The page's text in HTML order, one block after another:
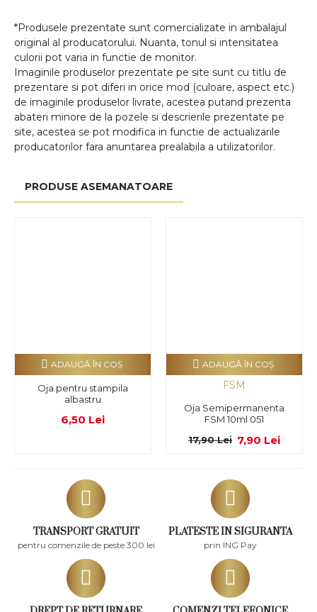
TRANSPORT GRATUIT
pentru comenzile de peste 300 lei
PLATESTE IN SIGURANTA
prin ING Pay
*Produsele prezentate sunt comercializate in ambalajul
original al producatorului. Nuanta, tonul si intensitatea
culorii pot varia in functie de monitor.
Imaginile produselor prezentate pe site sunt cu titlu de
prezentare si pot diferi in orice mod (culoare, aspect etc.)
de imaginile produselor livrate, acestea putand prezenta
abateri minore de la pozele si descrierile prezentate pe
site, acestea se pot modifica in functie de actualizarile
producatorilor fara anuntarea prealabila a utilizatorilor.
PRODUSE ASEMANATOARE
Oja pentru stampila
albastru
6,50 Lei
ADAUGĂ ÎN COŞ
FSM
Oja Semipermanenta
FSM 10ml 051
7,90 Lei
17,90 Lei
ADAUGĂ ÎN COŞ